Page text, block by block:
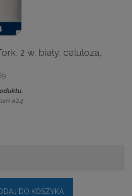
2 w. biały, celuloza,
a'24
DO KOSZYKA